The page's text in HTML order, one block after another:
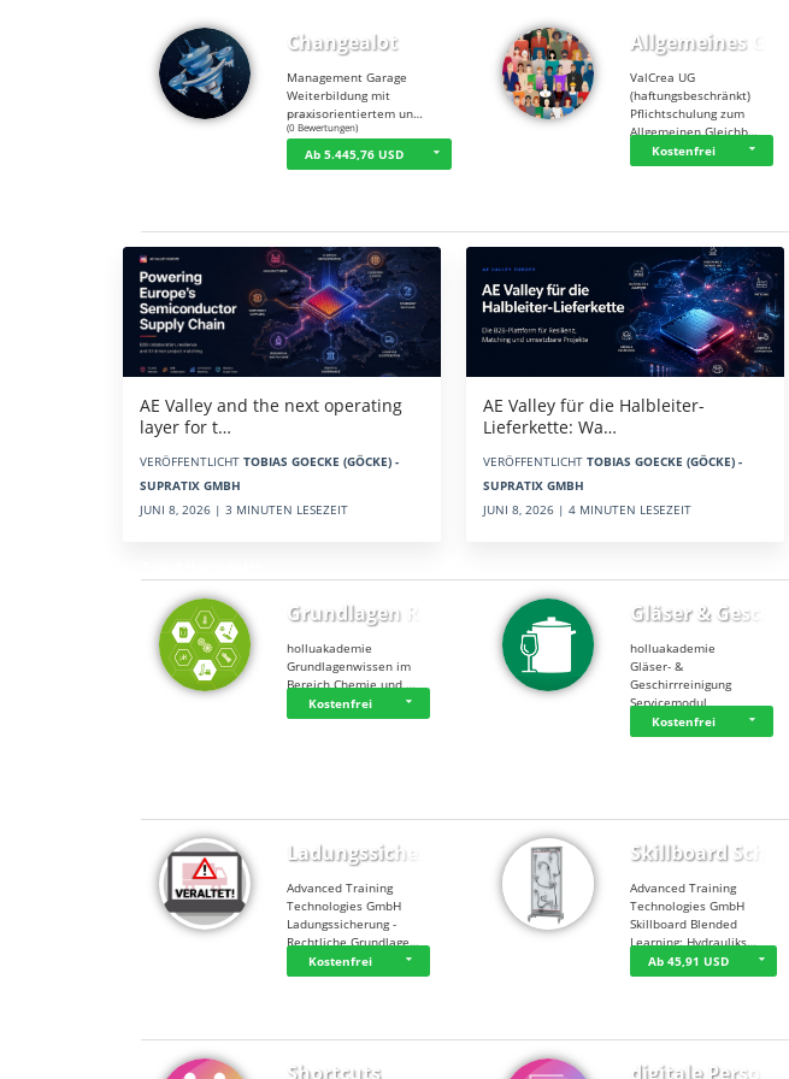
Changealot
Management Garage
Weiterbildung mit
praxisorientiertem un…
☆☆☆ ☆☆
(0 Bewertungen)
Ab 5.445,76 USD
Allgemeines Gle…
ValCrea UG
(haftungsbeschränkt)
Pflichtschulung zum
Allgemeinen Gleichb…
Kostenfrei
AE Valley and the next operating
layer for t…
VERÖFFENTLICHT TOBIAS GOECKE (GÖCKE) -
SUPRATIX GMBH
JUNI 8, 2026 | 3 MINUTEN LESEZEIT
AE Valley für die Halbleiter-
Lieferkette: Wa…
VERÖFFENTLICHT TOBIAS GOECKE (GÖCKE) -
SUPRATIX GMBH
JUNI 8, 2026 | 4 MINUTEN LESEZEIT
Grundlagen Rein…
holluakademie
Grundlagenwissen im
Bereich Chemie und …
Kostenfrei
Gläser & Geschi…
holluakademie
Gläser- &
Geschirrreinigung
Servicemodul
Kostenfrei
Ladungssicherung
Advanced Training
Technologies GmbH
Ladungssicherung -
Rechtliche Grundlage…
Kostenfrei
Skillboard Schl…
Advanced Training
Technologies GmbH
Skillboard Blended
Learning: Hydrauliks…
Ab 45,91 USD
Shortcuts digitale Person…